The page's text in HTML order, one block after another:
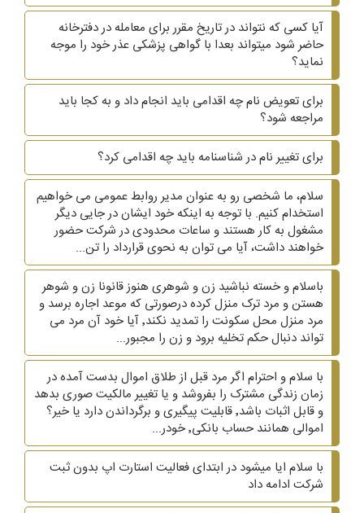
آیا کسی که نتواند در تاریخ مقرر برای معامله در دفترخانه
حاضر شود میتواند بعدا با گواهی پزشکی عذر خود را موجه
نماید؟
برای تعویض نام چه اقدامی باید انجام داد و به کجا باید
مراجعه شود؟
برای تغییر نام در شناسنامه باید چه اقدامی کرد؟
سلام، ما شخصی رو به عنوان مدیر روابط عمومی می خواهیم
استخدام کنیم. با توجه به اینکه خود ایشان در جایی دیگر
مشغول به کار هستند و ساعات محدودی در شرکت حضور
خواهند داشت، آیا می توان به نحوی قرارداد را تن...
باسلام و خسته نباشید زن و شوهری هنوز قانونا زن و شوهر
هستن و مرد ترک منزل کرده درصورتی که موعد اجاره برسد و
مرد منزل محل سکونت را تمدید نکند٬ آیا خود آن مرد می
تواند دنبال حکم تخلیه برود و زن را مجبور...
با سلام و احترام اگر مرد قبل از طلاق اموال بدست آمده در
زمان زندگی مشترک را بفروشد و یا تغییر مالکیت صوری بدهد
و قابل اثبات باشد٬ قابلیت پیگیری و برگرداندن دارد یا خیر؟
اموالی همانند حساب بانکی٬ خودر...
با سلام ایا میشود در ابتدای فعالیت استارت اپ بدون ثبت
شرکت ادامه داد